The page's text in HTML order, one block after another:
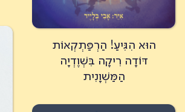
הוּא הִגִּיעַ! הַרְפַּתְקְאוֹת
דּוֹדָה רִיקָה בִּשְׁוֶדְיָה
הַמַּשְׁוָנִית